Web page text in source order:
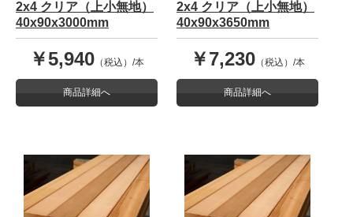
2x4 クリア（上小無地）
40x90x3000mm
￥5,940 （税込）/本
商品詳細へ
2x4 クリア（上小無地）
40x90x3650mm
￥7,230 （税込）/本
商品詳細へ